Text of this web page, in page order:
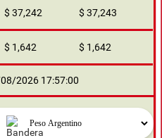
$ 37,242 $ 37,243
$ 1,642 $ 1,642
2026 17:57:00